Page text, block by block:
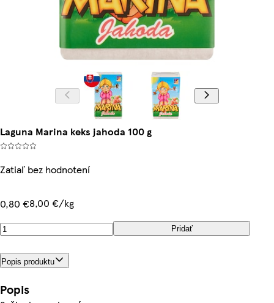
Laguna Marina keks jahoda 100 g
Zatiaľ bez hodnotení
0,80 €8,00 €/kg
Pridať
Popis produktu
Popis